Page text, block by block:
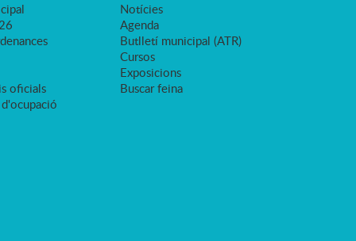
oficials
Notícies
Agenda
Butlletí municipal (ATR)
Cursos
Exposicions
Buscar feina